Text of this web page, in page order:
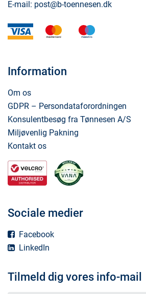
E-mail: post@b-toennesen.dk
visa mastercard
Information
Om os
GDPR – Persondataforordningen
Konsulentbesøg fra Tønnesen A/S
Miljøvenlig Pakning
Kontakt os
Sociale medier
Facebook
LinkedIn
Tilmeld dig vores info-mail